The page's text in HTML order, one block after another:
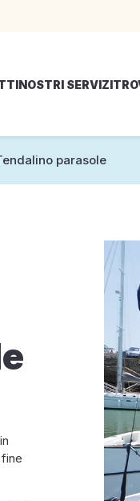
NOSTRI SERVIZI
parasole